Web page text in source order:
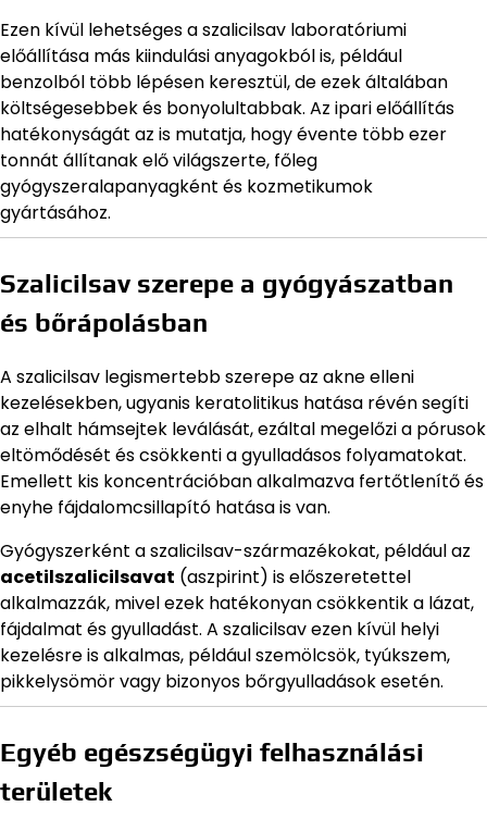
Ezen kívül lehetséges a szalicilsav laboratóriumi
előállítása más kiindulási anyagokból is, például
benzolból több lépésen keresztül, de ezek általában
költségesebbek és bonyolultabbak. Az ipari előállítás
hatékonyságát az is mutatja, hogy évente több ezer
tonnát állítanak elő világszerte, főleg
gyógyszeralapanyagként és kozmetikumok
gyártásához.
Szalicilsav szerepe a gyógyászatban
és bőrápolásban
A szalicilsav legismertebb szerepe az akne elleni
kezelésekben, ugyanis keratolitikus hatása révén segíti
az elhalt hámsejtek leválását, ezáltal megelőzi a pórusok
eltömődését és csökkenti a gyulladásos folyamatokat.
Emellett kis koncentrációban alkalmazva fertőtlenítő és
enyhe fájdalomcsillapító hatása is van.
Gyógyszerként a szalicilsav-származékokat, például az
acetilszalicilsavat (aszpirint) is előszeretettel
alkalmazzák, mivel ezek hatékonyan csökkentik a lázat,
fájdalmat és gyulladást. A szalicilsav ezen kívül helyi
kezelésre is alkalmas, például szemölcsök, tyúkszem,
pikkelysömör vagy bizonyos bőrgyulladások esetén.
Egyéb egészségügyi felhasználási
területek